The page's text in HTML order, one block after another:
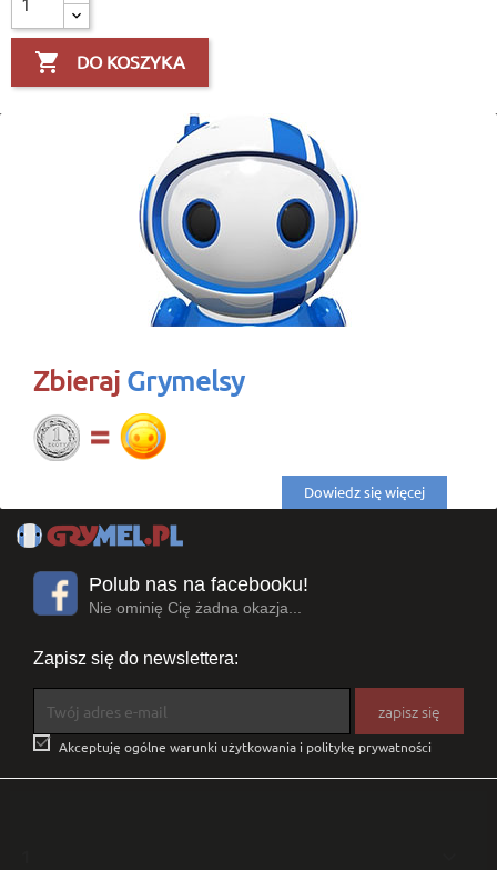
 DO KOSZYKA
Zbieraj Grymelsy
Dowiedz się więcej
Polub nas na facebooku!
Nie ominię Cię żadna okazja...
Zapisz się do newslettera:
 Akceptuję ogólne warunki użytkowania i politykę prywatności